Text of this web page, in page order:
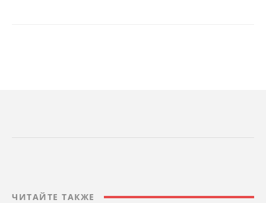
ЧИТАЙТЕ ТАКЖЕ